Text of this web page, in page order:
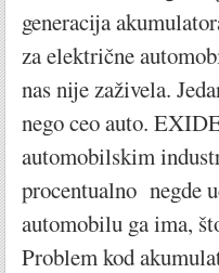
generacija
za električne
nas nije zaživela.
nego ceo auto.
automobilskim
procentualno negde
automobilu ga ima,
Problem kod